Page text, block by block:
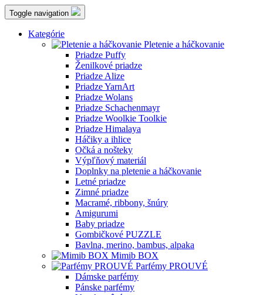
Toggle navigation
Kategórie
Pletenie a háčkovanie
Priadze Puffy
Ženilkové priadze
Priadze Alize
Priadze YarnArt
Priadze Wolans
Priadze Schachenmayr
Priadze Woolkie Toolkie
Priadze Himalaya
Háčiky a ihlice
Očká a nošteky
Výpľňový materiál
Doplnky na pletenie a háčkovanie
Letné priadze
Zimné priadze
Macramé, ribbony, šnúry
Amigurumi
Baby priadze
Gombičkové PUZZLE
Bavlna, merino, bambus, alpaka
Mimib BOX
Parfémy PROUVÉ
Dámske parfémy
Pánske parfémy